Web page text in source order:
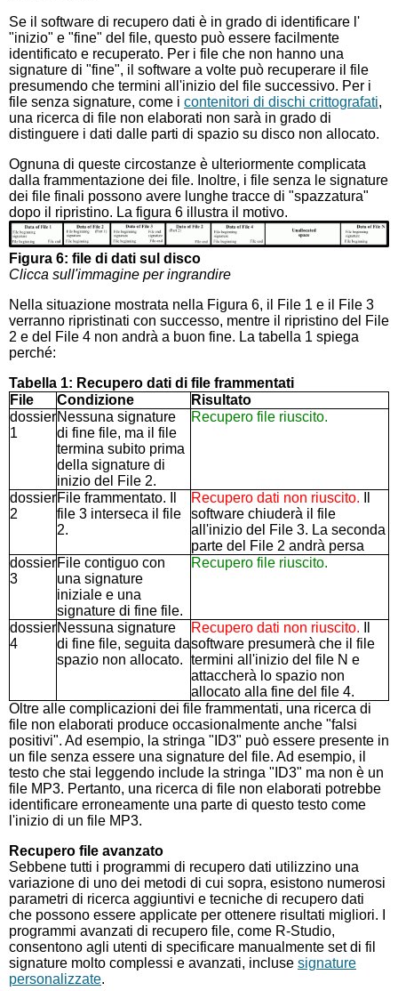
Se il software di recupero dati è in grado di identificare l'
"inizio" e "fine" del file, questo può essere facilmente
identificato e recuperato. Per i file che non hanno una
signature di "fine", il software a volte può recuperare il file
presumendo che termini all'inizio del file successivo. Per i
file senza signature, come i contenitori di dischi crittografati,
una ricerca di file non elaborati non sarà in grado di
distinguere i dati dalle parti di spazio su disco non allocato.
Ognuna di queste circostanze è ulteriormente complicata
dalla frammentazione dei file. Inoltre, i file senza le signature
dei file finali possono avere lunghe tracce di "spazzatura"
dopo il ripristino. La figura 6 illustra il motivo.
Figura 6: file di dati sul disco
Clicca sull'immagine per ingrandire
Nella situazione mostrata nella Figura 6, il File 1 e il File 3
verranno ripristinati con successo, mentre il ripristino del File
2 e del File 4 non andrà a buon fine. La tabella 1 spiega
perché:
Tabella 1: Recupero dati di file frammentati
File
Condizione
Risultato
dossier
1
Nessuna signature
di fine file, ma il file
termina subito prima
della signature di
inizio del File 2.
Recupero file riuscito.
dossier
2
File frammentato. Il
file 3 interseca il file
2.
Recupero dati non riuscito.
software chiuderà il file
all'inizio del File 3. La seconda
parte del File 2 andrà persa
dossier
3
File contiguo con
una signature
iniziale e una
signature di fine file.
Recupero file riuscito.
dossier
4
Nessuna signature
di fine file, seguita da
spazio non allocato.
Recupero dati non riuscito.
software presumerà che il file
termini all'inizio del file N e
attaccherà lo spazio non
allocato alla fine del file 4.
Oltre alle complicazioni dei file frammentati, una ricerca di
file non elaborati produce occasionalmente anche "falsi
positivi". Ad esempio, la stringa "ID3" può essere presente in
un file senza essere una signature del file. Ad esempio, il
testo che stai leggendo include la stringa "ID3" ma non è un
file MP3. Pertanto, una ricerca di file non elaborati potrebbe
identificare erroneamente una parte di questo testo come
l'inizio di un file MP3.
Recupero file avanzato
Sebbene tutti i programmi di recupero dati utilizzino una
variazione di uno dei metodi di cui sopra, esistono numerosi
parametri di ricerca aggiuntivi e tecniche di recupero dati
che possono essere applicate per ottenere risultati migliori. I
programmi avanzati di recupero file, come R-Studio,
consentono agli utenti di specificare manualmente set di fil
signature molto complessi e avanzati, incluse signature
personalizzate.